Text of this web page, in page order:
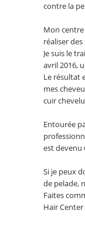
contre la
Mon centre
réaliser
Je suis le
avril 2016,
Le résultat
mes
cuir
Entourée
est devenu
Si je peux
de pelade,
Faites
Hair